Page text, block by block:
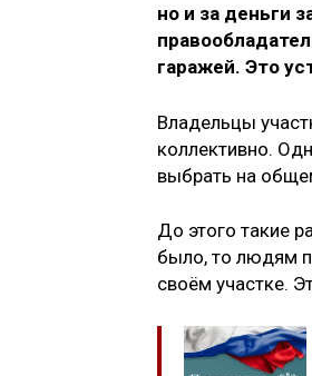
но и за деньги
гаражей. Это
Владельцы
коллективно.
выбрать на
До этого такие
было, то людям
своём участке.